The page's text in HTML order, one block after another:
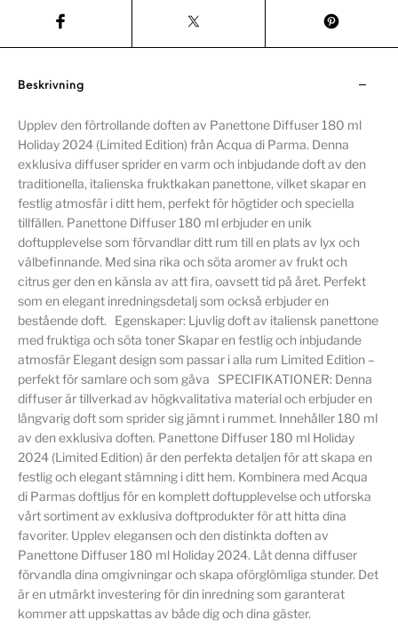
Beskrivning
Upplev den förtrollande doften av Panettone Diffuser 180 ml
Holiday 2024 (Limited Edition) från Acqua di Parma. Denna
exklusiva diffuser sprider en varm och inbjudande doft av den
traditionella, italienska fruktkakan panettone, vilket skapar en
festlig atmosfär i ditt hem, perfekt för högtider och speciella
tillfällen. Panettone Diffuser 180 ml erbjuder en unik
doftupplevelse som förvandlar ditt rum till en plats av lyx och
välbefinnande. Med sina rika och söta aromer av frukt och
citrus ger den en känsla av att fira, oavsett tid på året. Perfekt
som en elegant inredningsdetalj som också erbjuder en
bestående doft. Egenskaper: Ljuvlig doft av italiensk panettone
med fruktiga och söta toner Skapar en festlig och inbjudande
atmosfär Elegant design som passar i alla rum Limited Edition –
perfekt för samlare och som gåva SPECIFIKATIONER: Denna
diffuser är tillverkad av högkvalitativa material och erbjuder en
långvarig doft som sprider sig jämnt i rummet. Innehåller 180 ml
av den exklusiva doften. Panettone Diffuser 180 ml Holiday
2024 (Limited Edition) är den perfekta detaljen för att skapa en
festlig och elegant stämning i ditt hem. Kombinera med Acqua
di Parmas doftljus för en komplett doftupplevelse och utforska
vårt sortiment av exklusiva doftprodukter för att hitta dina
favoriter. Upplev elegansen och den distinkta doften av
Panettone Diffuser 180 ml Holiday 2024. Låt denna diffuser
förvandla dina omgivningar och skapa oförglömliga stunder. Det
är en utmärkt investering för din inredning som garanterat
kommer att uppskattas av både dig och dina gäster.